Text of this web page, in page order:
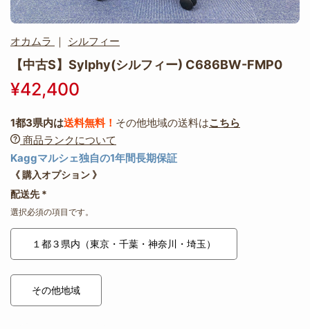
オカムラ ｜ シルフィー
【中古S】Sylphy(シルフィー) C686BW-FMP0
¥42,400
1都3県内は送料無料！ その他地域の送料はこちら
商品ランクについて
Kaggマルシェ独自の1年間長期保証
《 購入オプション 》
配送先*
選択必須の項目です。
１都３県内（東京・千葉・神奈川・埼玉）
その他地域